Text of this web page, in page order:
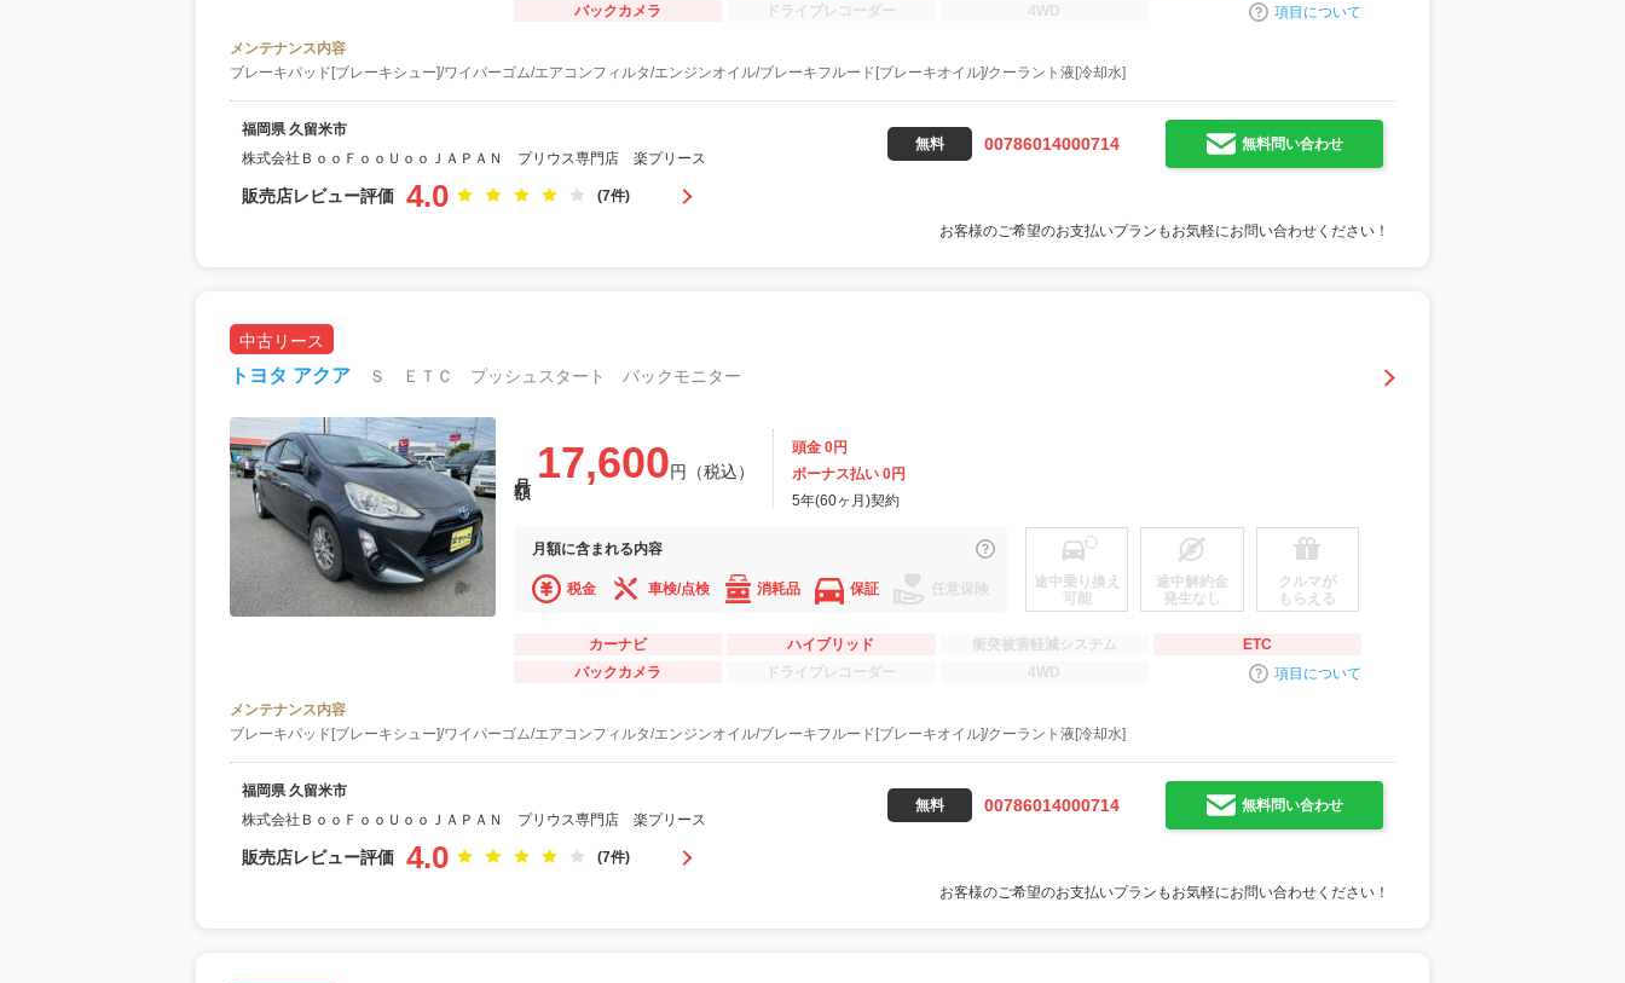
バックカメラ
ドライブレコーダー 4WD 項目について
メンテナンス内容
ブレーキパッド[ブレーキシュー]/ワイパーゴム/エアコンフィルタ/エンジンオイル/ブレーキフルード[ブレーキオイル]/クーラント液[冷却水]
福岡県 久留米市
株式会社ＢｏｏＦｏｏＵｏｏＪＡＰＡＮ プリウス専門店 楽プリース
無料 00786014000714 無料問い合わせ
販売店レビュー評価 4.0 (7件)
お客様のご希望のお支払いプランもお気軽にお問い合わせください！
中古リース
トヨタ アクア Ｓ ＥＴＣ プッシュスタート バックモニター
17,600円（税込）
頭金 0円
ボーナス払い 0円
5年(60ヶ月)契約
月額に含まれる内容
税金 車検/点検 消耗品 保証 任意保険
途中乗り換え
可能
途中解約金
発生なし
クルマが
もらえる
カーナビ ハイブリッド 衝突被害軽減システム
ETC
バックカメラ
ドライブレコーダー 4WD 項目について
メンテナンス内容
ブレーキパッド[ブレーキシュー]/ワイパーゴム/エアコンフィルタ/エンジンオイル/ブレーキフルード[ブレーキオイル]/クーラント液[冷却水]
福岡県 久留米市
株式会社ＢｏｏＦｏｏＵｏｏＪＡＰＡＮ プリウス専門店 楽プリース
無料 00786014000714 無料問い合わせ
販売店レビュー評価 4.0 (7件)
お客様のご希望のお支払いプランもお気軽にお問い合わせください！